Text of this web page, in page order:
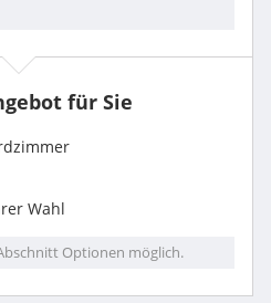
für Sie
Wahl
Optionen möglich.